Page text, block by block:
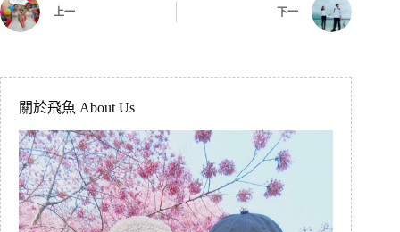
上一 下一
關於飛魚 About Us